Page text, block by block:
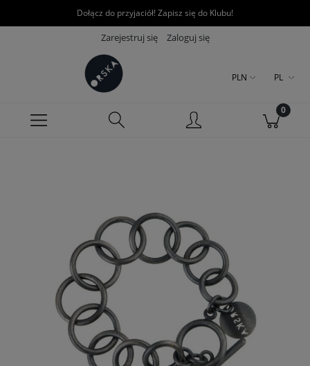
Dołącz do przyjaciół! Zapisz się do Klubu!
Zarejestruj się Zaloguj się
PLN PL